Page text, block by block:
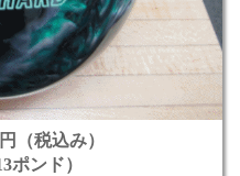
（税込み）
ポンド）